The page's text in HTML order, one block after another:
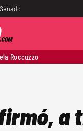
Roccuzzo
a